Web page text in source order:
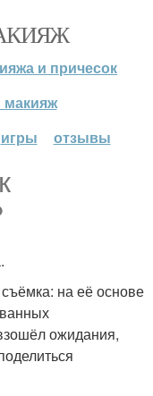
и причесок
макияж
игры отзывы
на её основе
ожидания,